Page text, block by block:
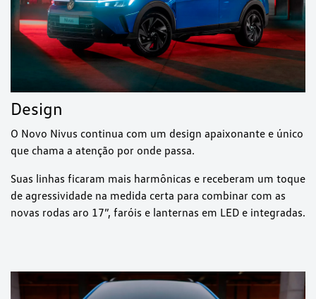
Design
O Novo Nivus continua com um design apaixonante e único
que chama a atenção por onde passa.
Suas linhas ficaram mais harmônicas e receberam um toque
de agressividade na medida certa para combinar com as
novas rodas aro 17”, faróis e lanternas em LED e integradas.